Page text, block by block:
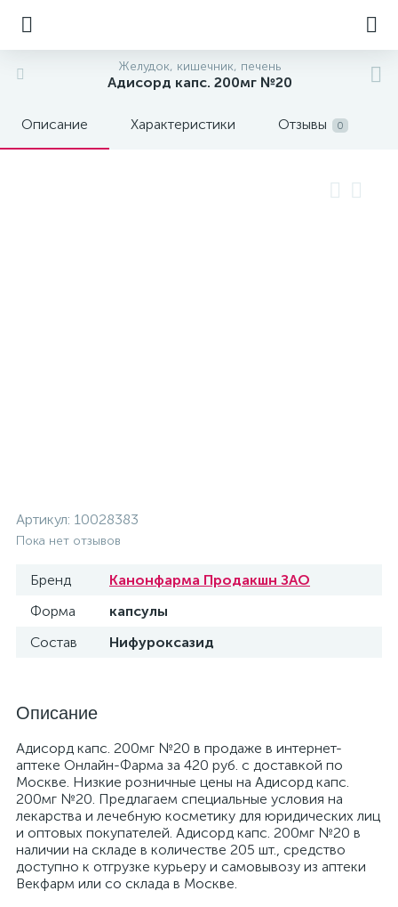
Желудок, кишечник, печень
Адисорд капс. 200мг №20
Описание Характеристики Отзывы 0
Артикул: 10028383
Пока нет отзывов
Бренд
Канонфарма Продакшн ЗАО
Форма
капсулы
Состав
Нифуроксазид
Описание
Адисорд капс. 200мг №20 в продаже в интернет-
аптеке Онлайн-Фарма за 420 руб. с доставкой по
Москве. Низкие розничные цены на Адисорд капс.
200мг №20. Предлагаем специальные условия на
лекарства и лечебную косметику для юридических лиц
и оптовых покупателей. Адисорд капс. 200мг №20 в
наличии на складе в количестве 205 шт., средство
доступно к отгрузке курьеру и самовывозу из аптеки
Векфарм или со склада в Москве.